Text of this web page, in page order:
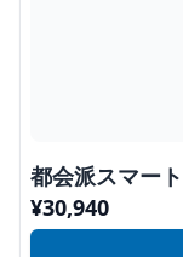
都会派スマー
¥30,940